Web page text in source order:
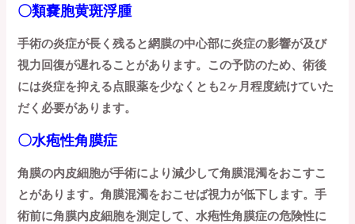
〇類嚢胞黄斑浮腫
手術の炎症が長く残ると網膜の中心部に炎症の影響が及び
視力回復が遅れることがあります。この予防のため、術後
には炎症を抑える点眼薬を少なくとも2ヶ月程度続けていた
だく必要があります。
〇水疱性角膜症
角膜の内皮細胞が手術により減少して角膜混濁をおこすこ
とがあります。角膜混濁をおこせば視力が低下します。手
術前に角膜内皮細胞を測定して、水疱性角膜症の危険性に